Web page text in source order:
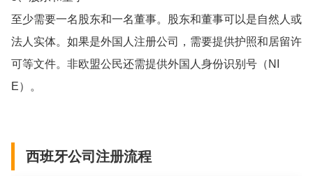
至少需要一名股东和一名董事。股东和董事可以是自然人或
法人实体。如果是外国人注册公司，需要提供护照和居留许
可等文件。非欧盟公民还需提供外国人身份识别号（NI
E）。
西班牙公司注册流程